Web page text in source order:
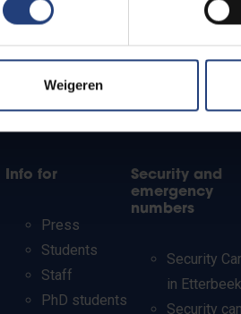
Weigeren
Info for
Press
Students
Staff
PhD students
Security and
emergency
numbers
Security
in Etterbeek
Security